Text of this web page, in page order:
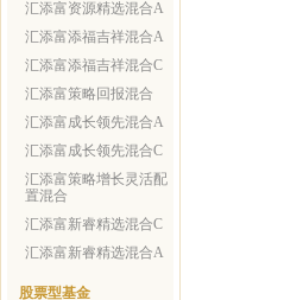
汇添富资源精选混合A
汇添富添福吉祥混合A
汇添富添福吉祥混合C
汇添富策略回报混合
汇添富成长领先混合A
汇添富成长领先混合C
汇添富策略增长灵活配
置混合
汇添富新睿精选混合C
汇添富新睿精选混合A
股票型基金